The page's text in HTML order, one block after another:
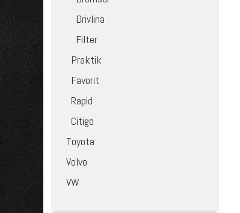
Drivlina
Filter
Praktik
Favorit
Rapid
Citigo
Toyota
Volvo
VW